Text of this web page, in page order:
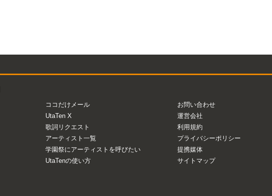
ココだけメール
UtaTen X
歌詞リクエスト
アーティスト一覧
学園祭にアーティストを呼びたい
UtaTenの使い方
お問い合わせ
運営会社
利用規約
プライバシーポリシー
提携媒体
サイトマップ